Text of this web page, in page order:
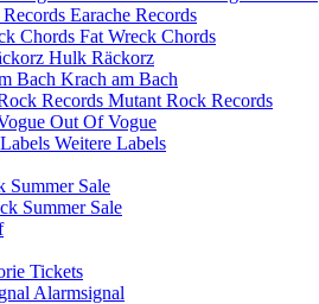
Earache Records
Fat Wreck Chords
Hulk Räckorz
Krach am Bach
Mutant Rock Records
Out Of Vogue
Weitere Labels
Summer Sale
Summer Sale
Tickets
Alarmsignal